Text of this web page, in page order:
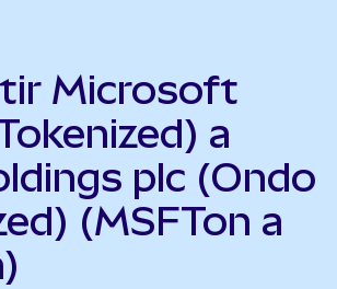
Microsoft
a
plc (Ondo
(MSFTon a